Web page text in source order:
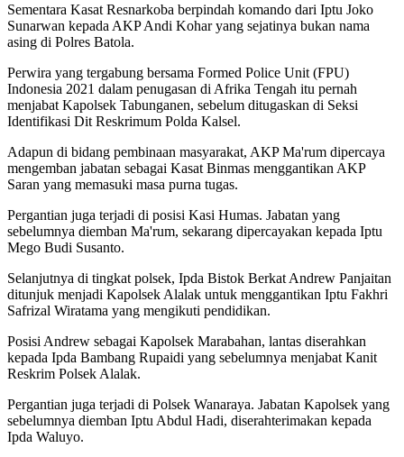
Sementara Kasat Resnarkoba berpindah komando dari Iptu Joko
Sunarwan kepada AKP Andi Kohar yang sejatinya bukan nama
asing di Polres Batola.
Perwira yang tergabung bersama Formed Police Unit (FPU)
Indonesia 2021 dalam penugasan di Afrika Tengah itu pernah
menjabat Kapolsek Tabunganen, sebelum ditugaskan di Seksi
Identifikasi Dit Reskrimum Polda Kalsel.
Adapun di bidang pembinaan masyarakat, AKP Ma'rum dipercaya
mengemban jabatan sebagai Kasat Binmas menggantikan AKP
Saran yang memasuki masa purna tugas.
Pergantian juga terjadi di posisi Kasi Humas. Jabatan yang
sebelumnya diemban Ma'rum, sekarang dipercayakan kepada Iptu
Mego Budi Susanto.
Selanjutnya di tingkat polsek, Ipda Bistok Berkat Andrew Panjaitan
ditunjuk menjadi Kapolsek Alalak untuk menggantikan Iptu Fakhri
Safrizal Wiratama yang mengikuti pendidikan.
Posisi Andrew sebagai Kapolsek Marabahan, lantas diserahkan
kepada Ipda Bambang Rupaidi yang sebelumnya menjabat Kanit
Reskrim Polsek Alalak.
Pergantian juga terjadi di Polsek Wanaraya. Jabatan Kapolsek yang
sebelumnya diemban Iptu Abdul Hadi, diserahterimakan kepada
Ipda Waluyo.